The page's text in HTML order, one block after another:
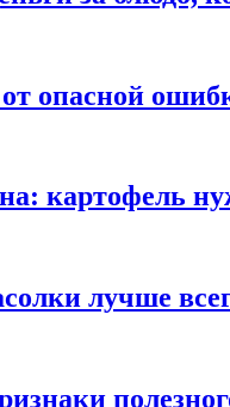
опасной
картофель
лучше